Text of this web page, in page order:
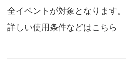
全イベントが対象となります。
詳しい使用条件などはこちら